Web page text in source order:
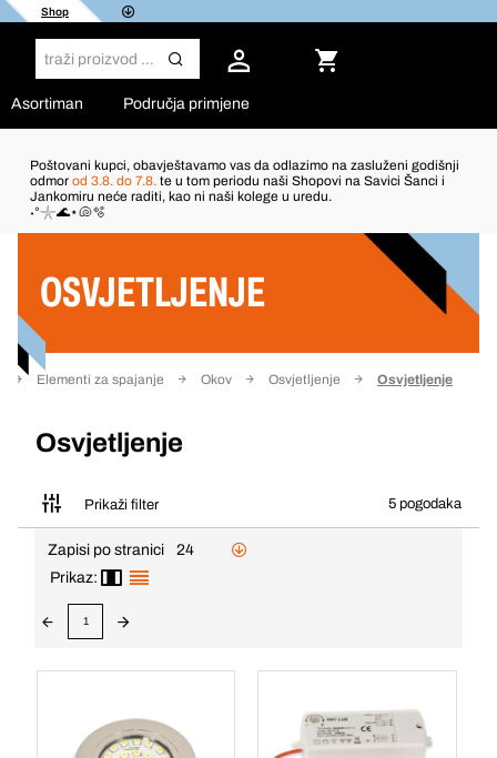
Shop
Asortiman Područja primjene
Poštovani kupci, obavještavamo vas da odlazimo na zasluženi godišnji
odmor od 3.8. do 7.8. te u tom periodu naši Shopovi na Savici Šanci i
Jankomiru neće raditi, kao ni naši kolege u uredu.
˖°𓇼🌊⋆🐚🫧
OSVJETLJENJE
Elementi za spajanje Okov Osvjetljenje Osvjetljenje
Osvjetljenje
Prikaži filter 5 pogodaka
Filter
Zapisi po stranici
24
Prikaz:
1